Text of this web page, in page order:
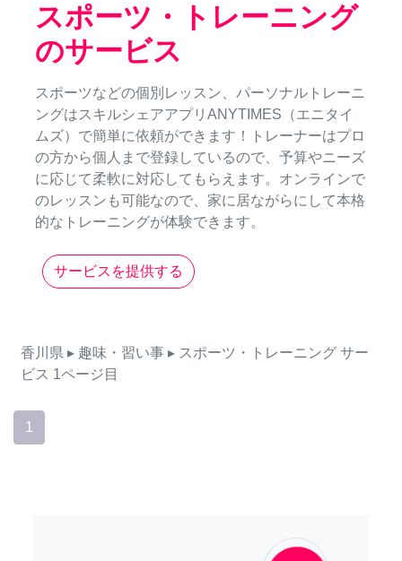
スポーツ・トレーニング
のサービス
スポーツなどの個別レッスン、パーソナルトレーニ
ングはスキルシェアアプリANYTIMES（エニタイ
ムズ）で簡単に依頼ができます！トレーナーはプロ
の方から個人まで登録しているので、予算やニーズ
に応じて柔軟に対応してもらえます。オンラインで
のレッスンも可能なので、家に居ながらにして本格
的なトレーニングが体験できます。
サービスを提供する
香川県 ▸ 趣味・習い事 ▸ スポーツ・トレーニング サー
ビス 1ページ目
1